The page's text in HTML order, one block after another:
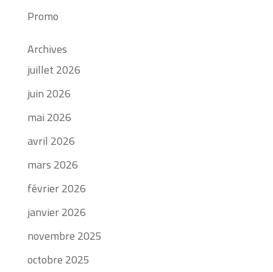
Promo
Archives
juillet 2026
juin 2026
mai 2026
avril 2026
mars 2026
février 2026
janvier 2026
novembre 2025
octobre 2025